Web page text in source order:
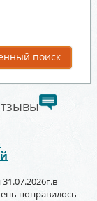
поиск
понравилось